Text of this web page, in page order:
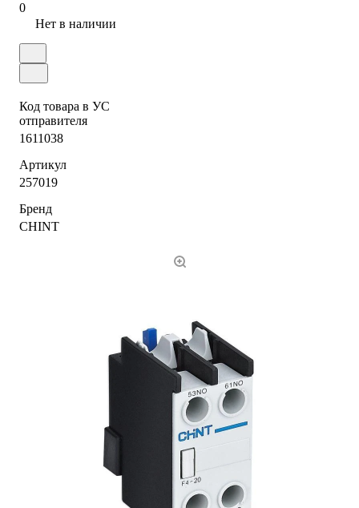
0
Нет в наличии
Код товара в УС
отправителя
1611038
Артикул
257019
Бренд
CHINT